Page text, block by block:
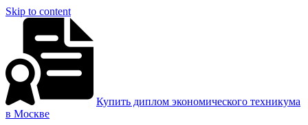
Skip to content
Купить диплом экономического техникума
в Москве